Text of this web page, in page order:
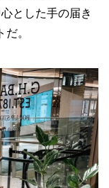
とした手の届き
。